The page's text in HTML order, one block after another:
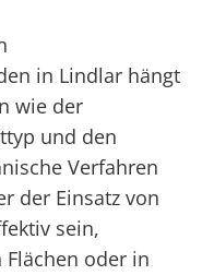
in Lindlar hängt
wie der
und den
Verfahren
der Einsatz von
sein,
oder in